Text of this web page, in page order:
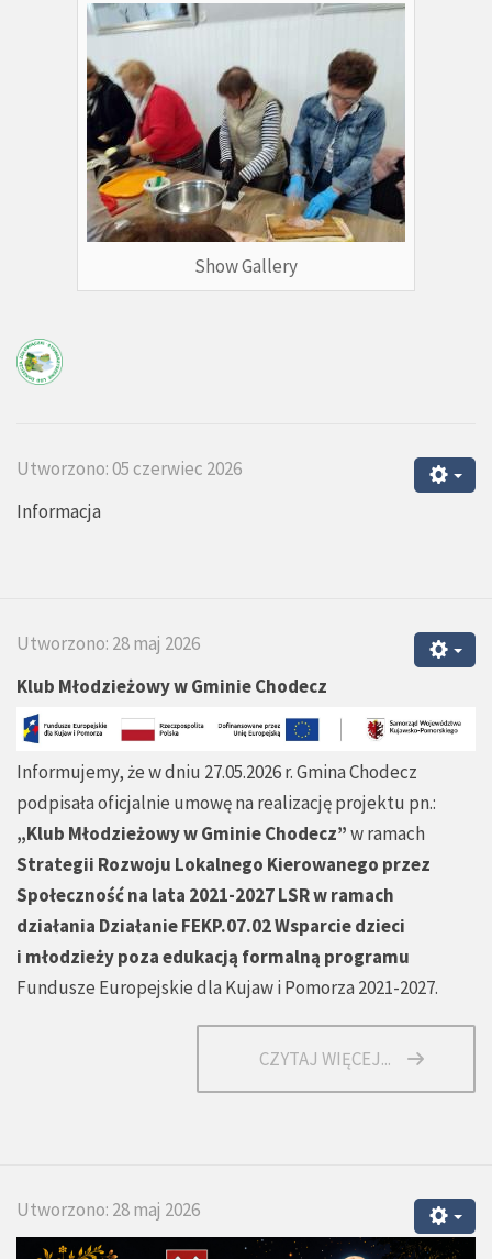
Show Gallery
Utworzono: 05 czerwiec 2026
Informacja
Utworzono: 28 maj 2026
Klub Młodzieżowy w Gminie Chodecz
Informujemy, że w dniu 27.05.2026 r. Gmina Chodecz
podpisała oficjalnie umowę na realizację projektu pn.:
„Klub Młodzieżowy w Gminie Chodecz”w ramach
Strategii Rozwoju Lokalnego Kierowanego przez
Społeczność na lata 2021-2027 LSR w ramach
działania Działanie FEKP.07.02 Wsparcie dzieci
i młodzieży poza edukacją formalną programu
Fundusze Europejskie dla Kujaw i Pomorza 2021-2027.
CZYTAJ WIĘCEJ...
Utworzono: 28 maj 2026